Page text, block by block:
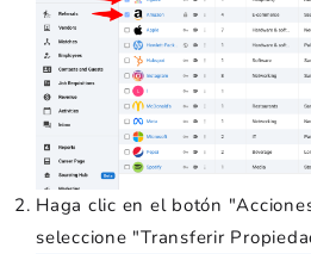
Haga clic en el botón
seleccione "Transferir